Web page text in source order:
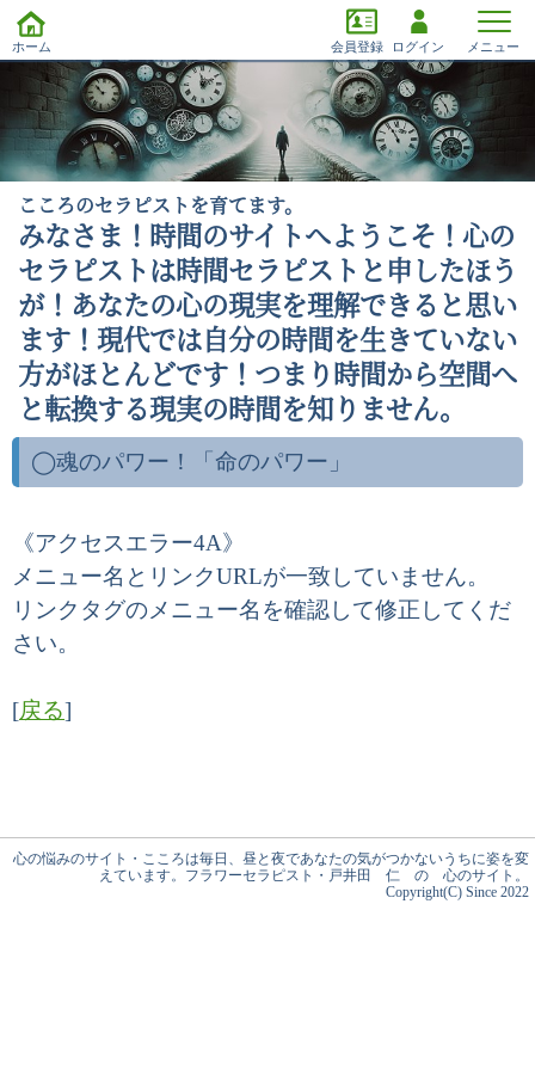
こころのセラピストを育てます。
みなさま！時間のサイトへようこそ！心の
セラピストは時間セラピストと申したほう
が！あなたの心の現実を理解できると思い
ます！現代では自分の時間を生きていない
方がほとんどです！つまり時間から空間へ
と転換する現実の時間を知りません。
◯魂のパワー！「命のパワー」
《アクセスエラー4A》
メニュー名とリンクURLが一致していません。
リンクタグのメニュー名を確認して修正してくだ
さい。
[戻る]
心の悩みのサイト・こころは毎日、昼と夜であなたの気がつかないうちに姿を変
えています。フラワーセラピスト・戸井田 仁 の 心のサイト。
Copyright(C) Since 2022
ホーム 会員登録 ログイン メニュー